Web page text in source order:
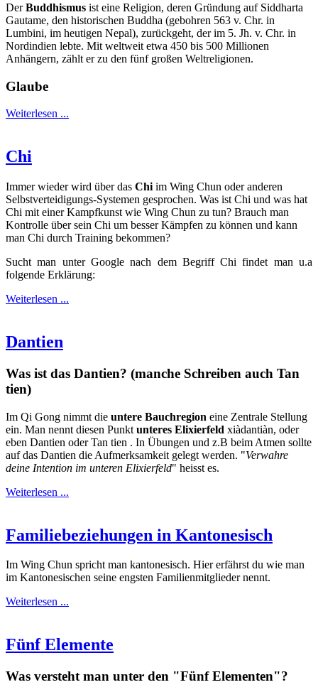
DerBuddhismus ist eine Religion, deren Gründung auf Siddharta
Gautame, den historischen Buddha (gebohren 563 v. Chr. in
Lumbini, im heutigen Nepal), zurückgeht, der im 5. Jh. v. Chr. in
Nordindien lebte. Mit weltweit etwa 450 bis 500 Millionen
Anhängern, zählt er zu den fünf großen Weltreligionen.
Glaube
Weiterlesen ...
Chi
Immer wieder wird über das Chi im Wing Chun oder anderen
Selbstverteidigungs-Systemen gesprochen. Was ist Chi und was hat
Chi mit einer Kampfkunst wie Wing Chun zu tun? Brauch man
Kontrolle über sein Chi um besser Kämpfen zu können und kann
man Chi durch Training bekommen?
Sucht man unter Google nach dem Begriff Chi findet man u.a
folgende Erklärung:
Weiterlesen ...
Dantien
Was ist das Dantien? (manche Schreiben auch Tan
tien)
Im Qi Gong nimmt die untere Bauchregion eine Zentrale Stellung
ein. Man nennt diesen Punkt unteres Elixierfeld xiàdantiàn, oder
eben Dantien oder Tan tien . In Übungen und z.B beim Atmen sollte
auf das Dantien die Aufmerksamkeit gelegt werden. "Verwahre
deine Intention im unteren Elixierfeld" heisst es.
Weiterlesen ...
Familiebeziehungen in Kantonesisch
Im Wing Chun spricht man kantonesisch. Hier erfährst du wie man
im Kantonesischen seine engsten Familienmitglieder nennt.
Weiterlesen ...
Fünf Elemente
Was versteht man unter den "Fünf Elementen"?